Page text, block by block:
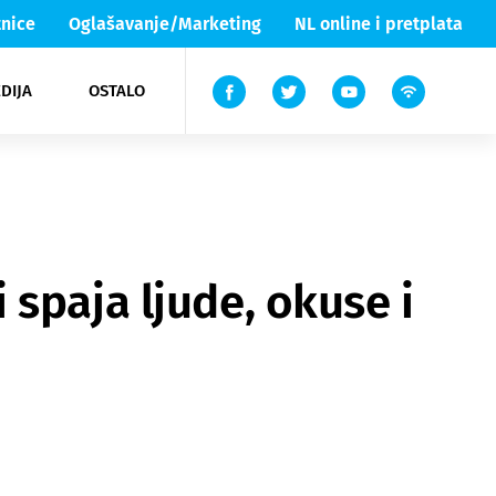
Oglašavanje/Marketing NL online i pretplata
OSTALO
Lika & Senj
TV
ljude, okuse i